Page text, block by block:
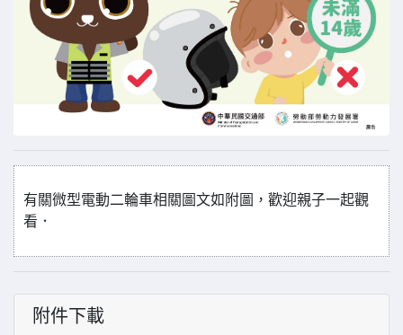
有關微型電動二輪車相關圖文如附圖，歡迎親子一起觀
看．
附件下載